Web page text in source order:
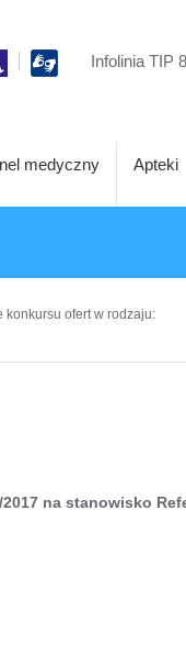
Infolinia TIP
medyczny Apteki
konkursu ofert w rodzaju:
na stanowisko